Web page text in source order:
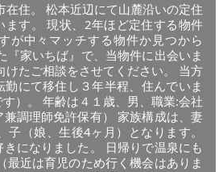
在住。 松本近辺にて山麓沿いの定住
ます。 現状、2年ほど定住する物件
が中々マッチする物件か見つから
『家いちば』で、当物件に出会いま
けたご相談をさせてください。 当方
にて移住し３年半程、住んでいま
）。 年齢は４１歳、男、職業:会社
兼調理師免許保有） 家族構成は、妻
子（娘、生後4ヶ月）となります。
になりました。 日帰りで温泉にも
最近は育児のため行く機会はありま